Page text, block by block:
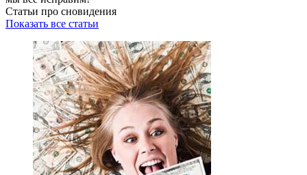
Статьи про сновидения
Показать все статьи